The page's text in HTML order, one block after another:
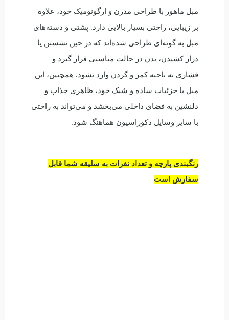
مبل ماهور با طراحی مدرن و ارگونومیک خود، علاوه
بر زیبایی، راحتی بسیار بالایی دارد. پشتی و دسته‌های
مبل به گونه‌ای طراحی شده‌اند که در حین نشستن یا
دراز کشیدن، بدن در حالت مناسبی قرار گیرد و
فشاری به ناحیه کمر و گردن وارد نشود. همچنین، این
مبل با جزئیات ساده و شیک خود، ظاهری جذاب و
دلنشین به فضای داخلی می‌بخشد و می‌تواند به راحتی
با سایر وسایل دکوراسیون هماهنگ شود.
رنگبندی پارچه و تعداد نفرات به سلیقه شما قابل
سفارش است